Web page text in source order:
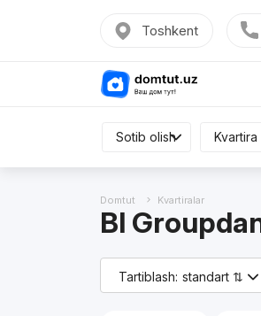
Toshkent
Sotib olish
Sotib olish Kvartira
Kvartira
Domtut Kvartiralar
BI
Tartiblash: standart ⇅